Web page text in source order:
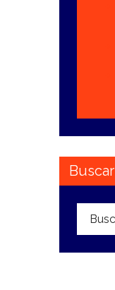
Buscar
Buscar: